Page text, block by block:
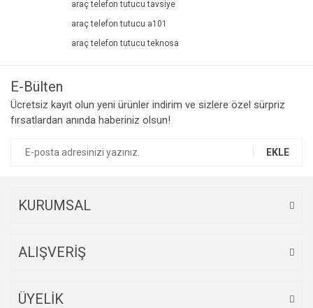
Gönder
araç telefon tutucu tavsiye
araç telefon tutucu a101
araç telefon tutucu teknosa
E-Bülten
Ücretsiz kayıt olun yeni ürünler indirim ve sizlere özel sürpriz
fırsatlardan anında haberiniz olsun!
EKLE
KURUMSAL
ALIŞVERİŞ
ÜYELİK